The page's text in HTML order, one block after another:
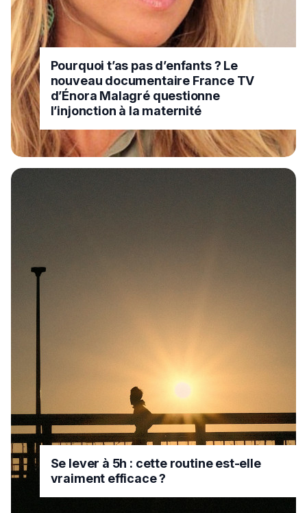
Pourquoi t’as pas d’enfants ? Le
nouveau documentaire France TV
d’Énora Malagré questionne
l’injonction à la maternité
Se lever à 5h : cette routine est-elle
vraiment efficace ?